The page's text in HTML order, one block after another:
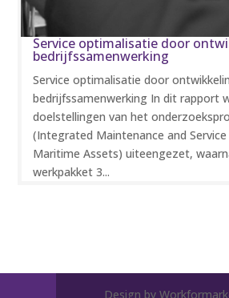
Service optimalisatie door
bedrijfssamenwerking
Service optimalisatie door
bedrijfssamenwerking In dit rapport
doelstellingen van het
(Integrated Maintenance and
Maritime Assets) uiteengezet,
werkpakket 3...
Design by